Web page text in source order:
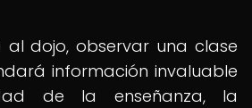
al dojo, observar una clase
información invaluable
de la enseñanza, la